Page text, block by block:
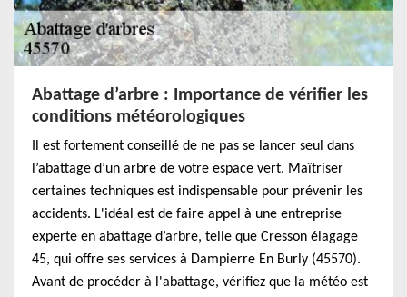
Abattage d’arbre : Importance de vérifier les
conditions météorologiques
Il est fortement conseillé de ne pas se lancer seul dans
l’abattage d’un arbre de votre espace vert. Maîtriser
certaines techniques est indispensable pour prévenir les
accidents. L'idéal est de faire appel à une entreprise
experte en abattage d’arbre, telle que Cresson élagage
45, qui offre ses services à Dampierre En Burly (45570).
Avant de procéder à l'abattage, vérifiez que la météo est